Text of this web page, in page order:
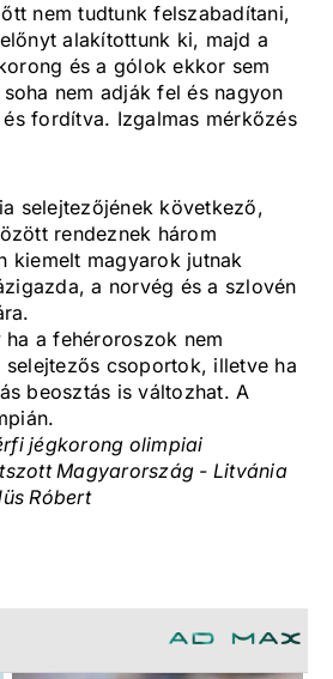
nem tudtunk felszabadítani,
alakítottunk ki, majd a
és a gólok ekkor sem
nem adják fel és nagyon
fordítva. Izgalmas mérkőzés
selejtezőjének következő,
rendeznek három
kiemelt magyarok jutnak
a norvég és a szlovén
a fehéroroszok nem
csoportok, illetve ha
beosztás is változhat. A
jégkorong olimpiai
Magyarország - Litvánia
Róbert